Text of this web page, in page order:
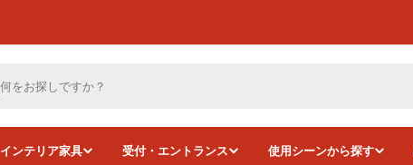
インテリア家具 受付・エントランス 使用シーンから探す